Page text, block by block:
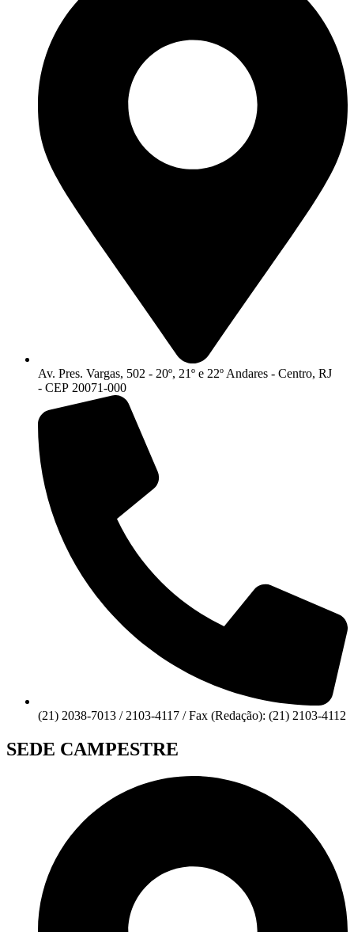
Av. Pres. Vargas, 502 - 20º, 21º e 22º Andares - Centro, RJ
- CEP 20071-000
(21) 2038-7013 / 2103-4117 / Fax (Redação): (21) 2103-4112
SEDE CAMPESTRE